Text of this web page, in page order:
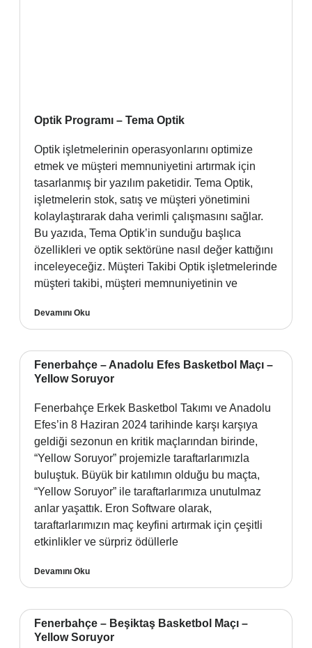
Optik Programı – Tema Optik
Optik işletmelerinin operasyonlarını optimize
etmek ve müşteri memnuniyetini artırmak için
tasarlanmış bir yazılım paketidir. Tema Optik,
işletmelerin stok, satış ve müşteri yönetimini
kolaylaştırarak daha verimli çalışmasını sağlar.
Bu yazıda, Tema Optik’in sunduğu başlıca
özellikleri ve optik sektörüne nasıl değer kattığını
inceleyeceğiz. Müşteri Takibi Optik işletmelerinde
müşteri takibi, müşteri memnuniyetinin ve
Devamını Oku
Fenerbahçe – Anadolu Efes Basketbol Maçı –
Yellow Soruyor
Fenerbahçe Erkek Basketbol Takımı ve Anadolu
Efes’in 8 Haziran 2024 tarihinde karşı karşıya
geldiği sezonun en kritik maçlarından birinde,
“Yellow Soruyor” projemizle taraftarlarımızla
buluştuk. Büyük bir katılımın olduğu bu maçta,
“Yellow Soruyor” ile taraftarlarımıza unutulmaz
anlar yaşattık. Eron Software olarak,
taraftarlarımızın maç keyfini artırmak için çeşitli
etkinlikler ve sürpriz ödüllerle
Devamını Oku
Fenerbahçe – Beşiktaş Basketbol Maçı –
Yellow Soruyor